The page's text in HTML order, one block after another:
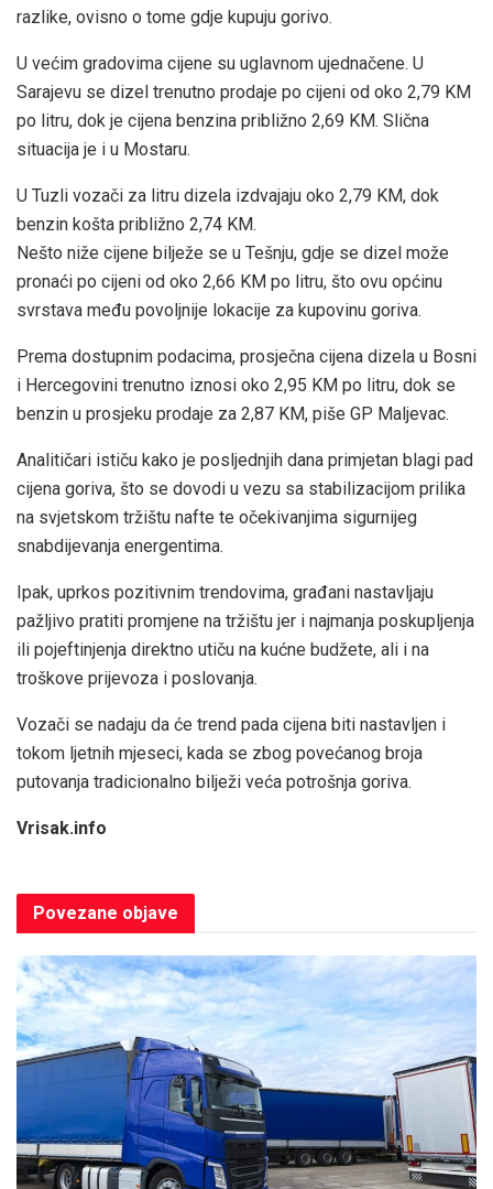
razlike, ovisno o tome gdje kupuju gorivo.
U većim gradovima cijene su uglavnom ujednačene. U
Sarajevu se dizel trenutno prodaje po cijeni od oko 2,79 KM
po litru, dok je cijena benzina približno 2,69 KM. Slična
situacija je i u Mostaru.
U Tuzli vozači za litru dizela izdvajaju oko 2,79 KM, dok
benzin košta približno 2,74 KM.
Nešto niže cijene bilježe se u Tešnju, gdje se dizel može
pronaći po cijeni od oko 2,66 KM po litru, što ovu općinu
svrstava među povoljnije lokacije za kupovinu goriva.
Prema dostupnim podacima, prosječna cijena dizela u Bosni
i Hercegovini trenutno iznosi oko 2,95 KM po litru, dok se
benzin u prosjeku prodaje za 2,87 KM, piše GP Maljevac.
Analitičari ističu kako je posljednjih dana primjetan blagi pad
cijena goriva, što se dovodi u vezu sa stabilizacijom prilika
na svjetskom tržištu nafte te očekivanjima sigurnijeg
snabdijevanja energentima.
Ipak, uprkos pozitivnim trendovima, građani nastavljaju
pažljivo pratiti promjene na tržištu jer i najmanja poskupljenja
ili pojeftinjenja direktno utiču na kućne budžete, ali i na
troškove prijevoza i poslovanja.
Vozači se nadaju da će trend pada cijena biti nastavljen i
tokom ljetnih mjeseci, kada se zbog povećanog broja
putovanja tradicionalno bilježi veća potrošnja goriva.
Vrisak.info
Povezane objave